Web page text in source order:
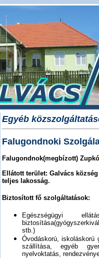
Egyéb
Falugondnoki
Falugondnok(megbízott)
Ellátott terület: Galvács
teljes lakosság.
Biztosított fő szolgáltatások:
Egészségügyi
stb.)
Óvodáskorú, iskoláskorú
szállítása, egyéb
nyelvoktatás,